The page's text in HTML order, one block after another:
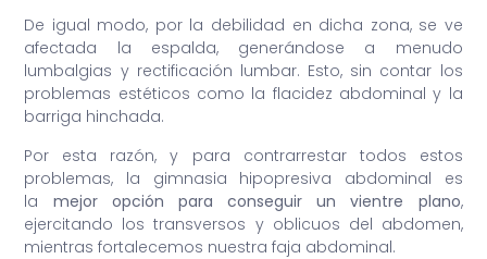
De igual modo, por la debilidad en dicha zona, se ve
afectada la espalda, generándose a menudo
lumbalgias y rectificación lumbar. Esto, sin contar los
problemas estéticos como la flacidez abdominal y la
barriga hinchada.
Por esta razón, y para contrarrestar todos estos
problemas, la gimnasia hipopresiva abdominal es
la mejor opción para conseguir un vientre plano,
ejercitando los transversos y oblicuos del abdomen,
mientras fortalecemos nuestra faja abdominal.